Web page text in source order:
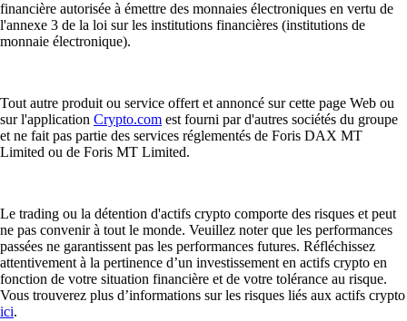
financière autorisée à émettre des monnaies électroniques en vertu de
l'annexe 3 de la loi sur les institutions financières (institutions de
monnaie électronique).
Tout autre produit ou service offert et annoncé sur cette page Web ou
sur l'application Crypto.com est fourni par d'autres sociétés du groupe
et ne fait pas partie des services réglementés de Foris DAX MT
Limited ou de Foris MT Limited.
Le trading ou la détention d'actifs crypto comporte des risques et peut
ne pas convenir à tout le monde. Veuillez noter que les performances
passées ne garantissent pas les performances futures. Réfléchissez
attentivement à la pertinence d’un investissement en actifs crypto en
fonction de votre situation financière et de votre tolérance au risque.
Vous trouverez plus d’informations sur les risques liés aux actifs crypto
ici.